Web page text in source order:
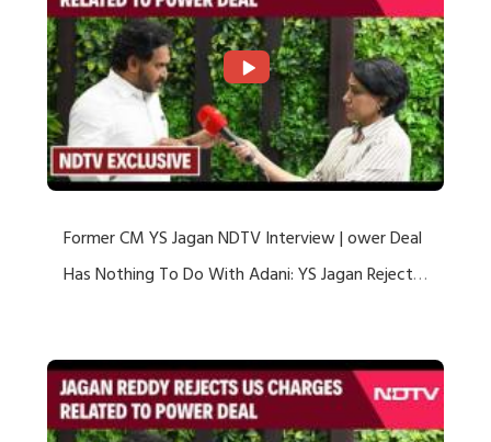
Former CM YS Jagan NDTV Interview | ower Deal
Has Nothing To Do With Adani: YS Jagan Rejects